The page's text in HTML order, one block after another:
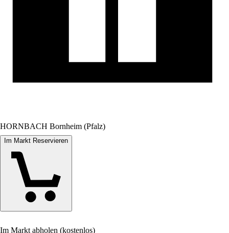
HORNBACH Bornheim (Pfalz)
Im Markt Reservieren
Im Markt abholen (kostenlos)